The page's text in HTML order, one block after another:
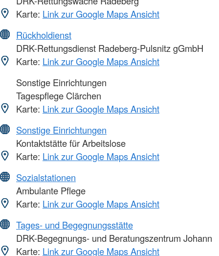
Karte: Link zur Google Maps Ansicht
Rückholdienst
DRK-Rettungsdienst Radeberg-Pulsnitz gGmbH
Karte: Link zur Google Maps Ansicht
Sonstige Einrichtungen
Tagespflege Clärchen
Karte: Link zur Google Maps Ansicht
Sonstige Einrichtungen
Kontaktstätte für Arbeitslose
Karte: Link zur Google Maps Ansicht
Sozialstationen
Ambulante Pflege
Karte: Link zur Google Maps Ansicht
Tages- und Begegnungsstätte
DRK-Begegnungs- und Beratungszentrum Johann
Karte: Link zur Google Maps Ansicht